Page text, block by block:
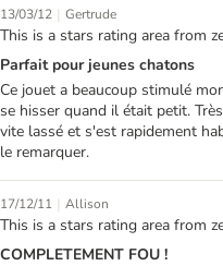
13/03/12 | Gertrude
This is a stars rating area from
Parfait pour jeunes chatons
Ce jouet a beaucoup stimulé
se hisser quand il était petit.
vite lassé et s'est rapidement
le remarquer.
17/12/11 | Allison
This is a stars rating area from
COMPLETEMENT FOU !